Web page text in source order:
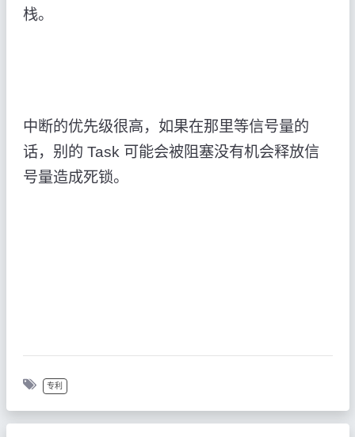
栈。
中断的优先级很高，如果在那里等信号量的
话，别的 Task 可能会被阻塞没有机会释放信
号量造成死锁。
专利